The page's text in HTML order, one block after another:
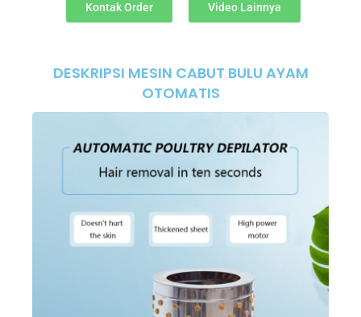
Kontak Order Video Lainnya
DESKRIPSI MESIN CABUT BULU AYAM
OTOMATIS